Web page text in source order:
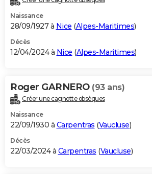
Naissance
28/09/1927 à Nice (Alpes-Maritimes)
Décès
12/04/2024 à Nice (Alpes-Maritimes)
Roger GARNERO (93 ans)
Créer une cagnotte obsèques
Naissance
22/09/1930 à Carpentras (Vaucluse)
Décès
22/03/2024 à Carpentras (Vaucluse)